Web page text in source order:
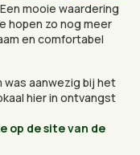
mooie waardering
hopen zo nog meer
en comfortabel
was aanwezig bij het
hier in ontvangst
op de site van de